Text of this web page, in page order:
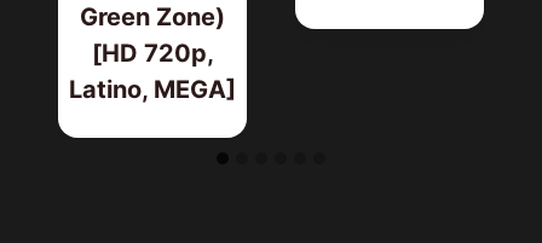
Green Zone)
[HD 720p,
Latino, MEGA]